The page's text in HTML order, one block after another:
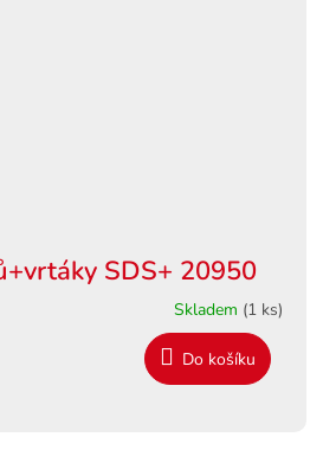
SDS+ 20950
Skladem (1 ks)
Do košíku